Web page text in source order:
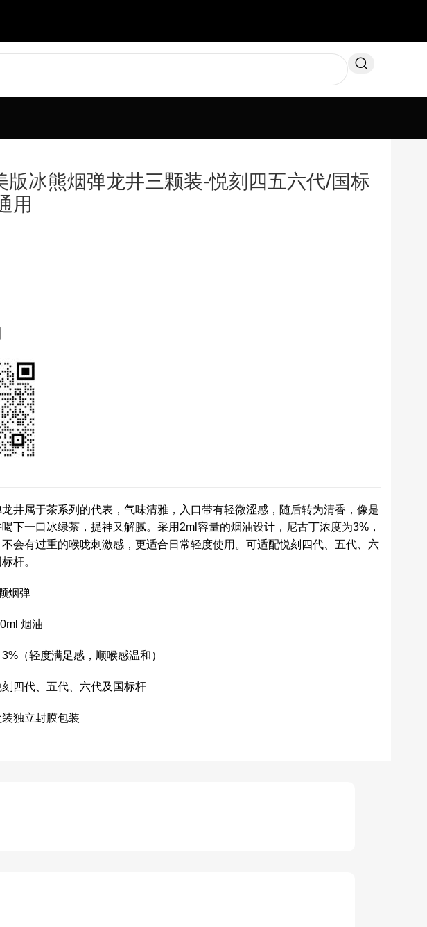
版冰熊烟弹龙井三颗装-悦刻四五六代/国标
用
井属于茶系列的代表，气味清雅，入口带有轻微涩感，随后转为清香，像是
下一口冰绿茶，提神又解腻。采用2ml容量的烟油设计，尼古丁浓度为3%，
会有过重的喉咙刺激感，更适合日常轻度使用。可适配悦刻四代、五代、六
杆。
烟弹
烟油
（轻度满足感，顺喉感温和）
四代、五代、六代及国标杆
独立封膜包装